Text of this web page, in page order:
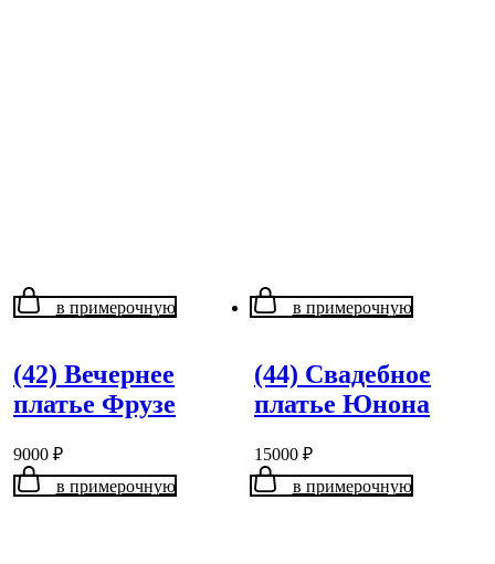
в примерочную
(42) Вечернее
платье Фрузе
9000 ₽
в примерочную
в примерочную
(44) Свадебное
платье Юнона
15000 ₽
в примерочную